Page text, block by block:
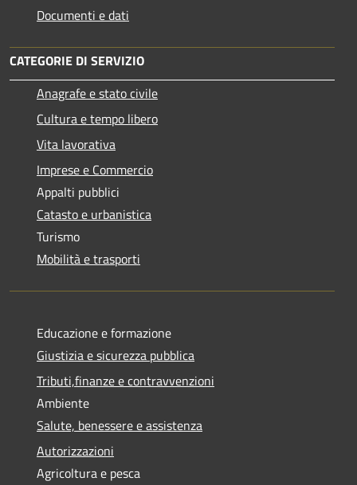
Documenti e dati
CATEGORIE DI SERVIZIO
Anagrafe e stato civile
Cultura e tempo libero
Vita lavorativa
Imprese e Commercio
Appalti pubblici
Catasto e urbanistica
Turismo
Mobilità e trasporti
Educazione e formazione
Giustizia e sicurezza pubblica
Tributi,finanze e contravvenzioni
Ambiente
Salute, benessere e assistenza
Autorizzazioni
Agricoltura e pesca